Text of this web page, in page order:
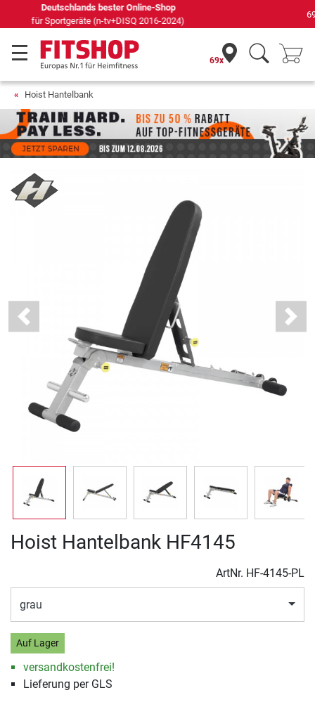
69 Fachmärkte vor Ort mit 75 eigenen Servicetechnikern
69x
Hoist Hantelbank
Previous Next
Hoist Hantelbank HF4145
ArtNr. HF-4145-PL
grau
Auf Lager
versandkostenfrei!
Lieferung per GLS